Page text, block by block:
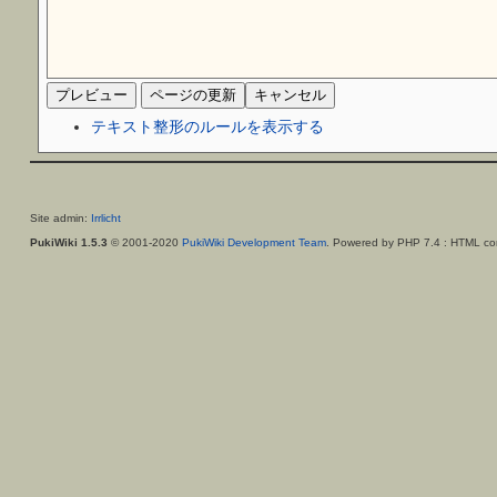
テキスト整形のルールを表示する
Site admin: Irrlicht
PukiWiki 1.5.3 © 2001-2020 PukiWiki Development Team. Powered by PHP 7.4 : HTML